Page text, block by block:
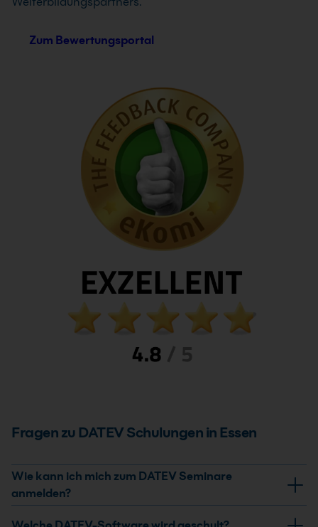
DATEV Kontoauszüge Grundkurs
Du lernst in unserem DATEV-Kurs elektronische
Kontoauszüge das Anlegen eines Kreditinstituts
sowie das Einrichten der Buchhaltung für
elektronische Kontoauszüge. Hier erzeugst Du
Buchungsvorschläge und verarbeitest diese
Nächster Termin: 24.09.2026
4 Standorte
Live Online
Info & Termine
Zum Bewertungsportal
Fragen zu DATEV Schulungen in Essen
Wie kann ich mich zum DATEV Seminare
anmelden?